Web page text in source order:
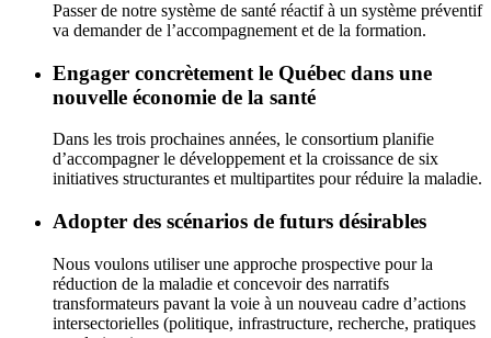
Passer de notre système de santé réactif à un système préventif
va demander de l’accompagnement et de la formation.
Engager concrètement le Québec dans une
nouvelle économie de la santé
Dans les trois prochaines années, le consortium planifie
d’accompagner le développement et la croissance de six
initiatives structurantes et multipartites pour réduire la maladie.
Adopter des scénarios de futurs désirables
Nous voulons utiliser une approche prospective pour la
réduction de la maladie et concevoir des narratifs
transformateurs pavant la voie à un nouveau cadre d’actions
intersectorielles (politique, infrastructure, recherche, pratiques